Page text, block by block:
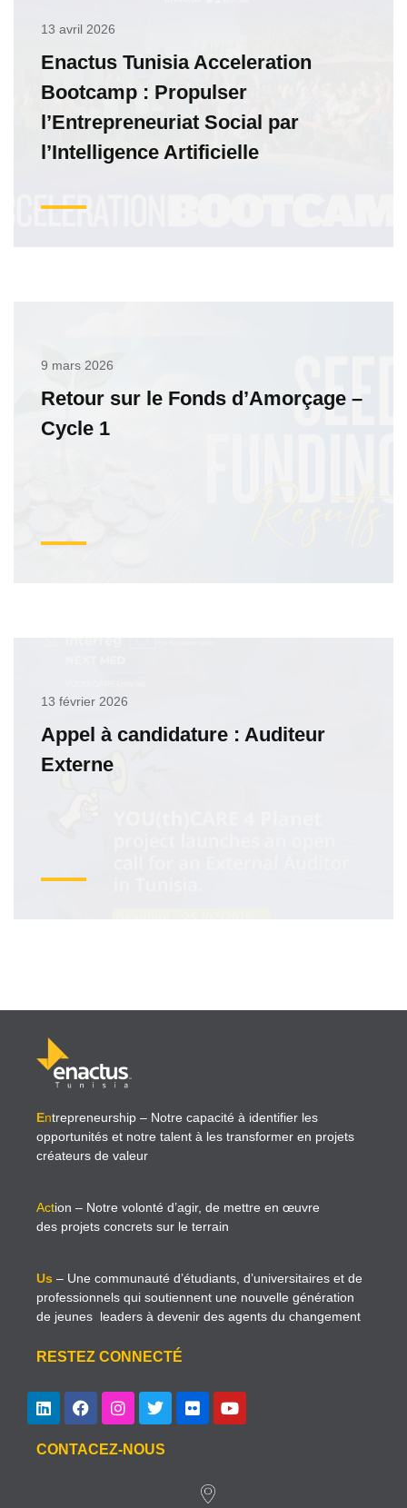
13 avril 2026
Enactus Tunisia Acceleration
Bootcamp : Propulser
l’Entrepreneuriat Social par
l’Intelligence Artificielle
9 mars 2026
Retour sur le Fonds d’Amorçage –
Cycle 1
13 février 2026
Appel à candidature : Auditeur
Externe
Entrepreneurship – Notre capacité à identifier les
opportunités et notre talent à les transformer en projets
créateurs de valeur
Action – Notre volonté d’agir, de mettre en œuvre
des projets concrets sur le terrain
Us – Une communauté d’étudiants, d’universitaires et de
professionnels qui soutiennent une nouvelle génération
de jeunes leaders à devenir des agents du changement
RESTEZ CONNECTÉ
CONTACEZ-NOUS